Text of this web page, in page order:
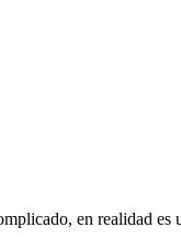
en realidad